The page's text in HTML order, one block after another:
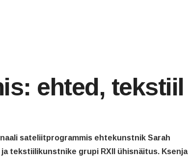
ehted, tekstiil
sateliitprogrammis ehtekunstnik Sarah
tekstiilikunstnike grupi RXII ühisnäitus. Ksenja